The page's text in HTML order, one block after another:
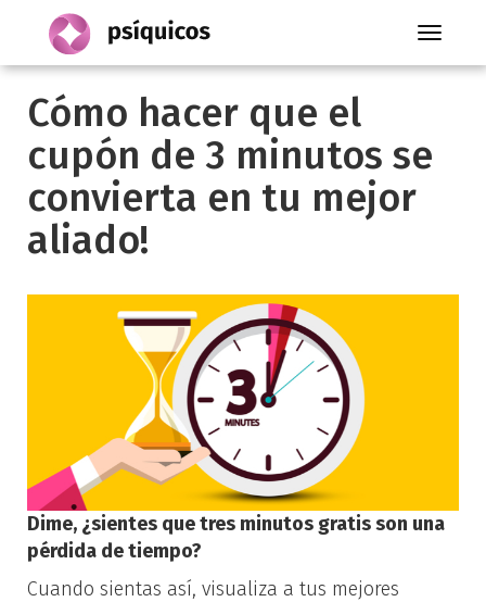
Toggle
Cómo hacer que el
cupón de 3 minutos se
convierta en tu mejor
aliado!
Dime, ¿sientes que tres minutos gratis son una
pérdida de tiempo?
Cuando sientas así, visualiza a tus mejores